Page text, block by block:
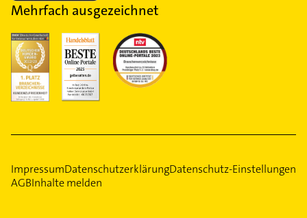
Mehrfach ausgezeichnet
ImpressumDatenschutzerklärungDatenschutz-Einstellungen
AGBInhalte melden